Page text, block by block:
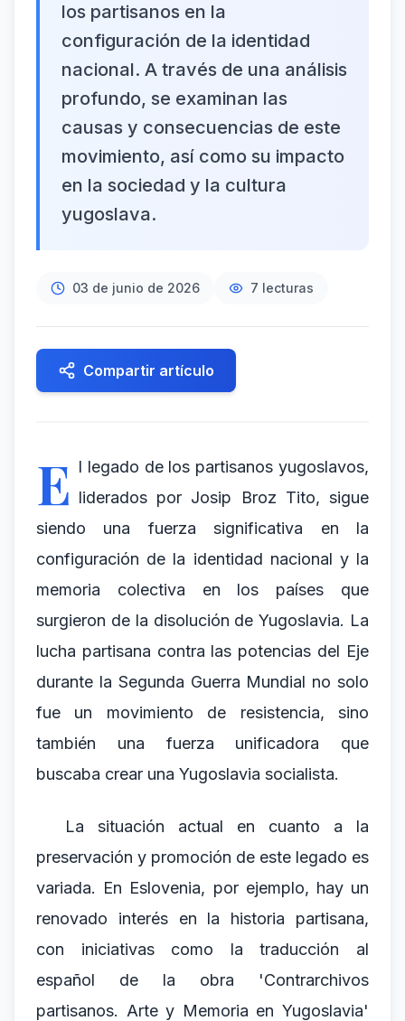
los partisanos en la
configuración de la identidad
nacional. A través de una análisis
profundo, se examinan las
causas y consecuencias de este
movimiento, así como su impacto
en la sociedad y la cultura
yugoslava.
03 de junio de 2026 7 lecturas
Compartir artículo
E l legado de los partisanos yugoslavos,
liderados por Josip Broz Tito, sigue
siendo una fuerza significativa en la
configuración de la identidad nacional y la
memoria colectiva en los países que
surgieron de la disolución de Yugoslavia. La
lucha partisana contra las potencias del Eje
durante la Segunda Guerra Mundial no solo
fue un movimiento de resistencia, sino
también una fuerza unificadora que
buscaba crear una Yugoslavia socialista.
La situación actual en cuanto a la
preservación y promoción de este legado es
variada. En Eslovenia, por ejemplo, hay un
renovado interés en la historia partisana,
con iniciativas como la traducción al
español de la obra 'Contrarchivos
partisanos. Arte y Memoria en Yugoslavia'